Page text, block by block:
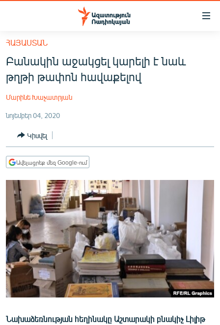
Մատչելիության
հիմնական
բովանդակությանը
հիմնական
մենյուին
ՀԱՅԱՍՏԱՆ
ՔԱՂԱՔԱԿԱՆ
ԸՆՏՐՈՒԹՅՈՒՆՆԵՐ 2026
ԻՐԱՎՈՒՆՔ
ՀԱՍԱՐԱԿՈՒԹՅՈՒՆ
ՏՆՏԵՍՈՒԹՅՈՒՆ
ՊԱՏԵՐԱԶՄԻ 6 ՇԱԲԱԹՆԵՐԸ
ՏԱՐԱԾԱՇՐՋԱՆ
ՄԻՋԱԶԳԱՅԻՆ
ՄՇԱԿՈՒՅԹ
ՍՊՈՐՏ
ՄԵԿՆԱԲԱՆՈՒԹՅՈՒՆ
ՏՏ ԵՒ ԻՆՏԵՐՆԵՏ
ԿՈՐՈՆԱՎԻՐՈՒՍ
ՀԱՅԱՍՏԱՆ
Բանակին աջակցել կարելի է նաև
թղթի թափոն հավաքելով
Մարինե Խաչատրյան
նոյեմբեր 04, 2020
Կիսվել
Ավելացրեք մեզ Google-ում
Նախաձեռնության հեղինակը Աշտարակի բնակիչ Լիլիթ